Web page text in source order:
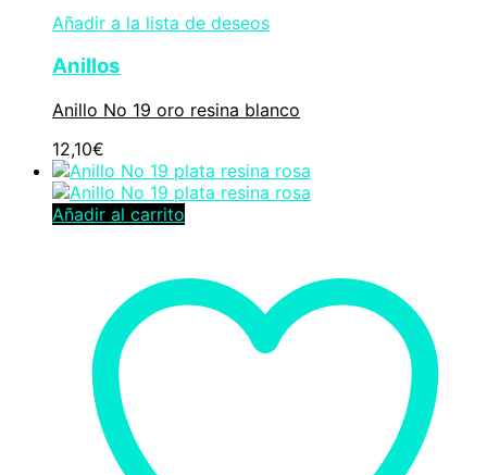
Añadir a la lista de deseos
Anillos
Anillo No 19 oro resina blanco
12,10€
Añadir al carrito